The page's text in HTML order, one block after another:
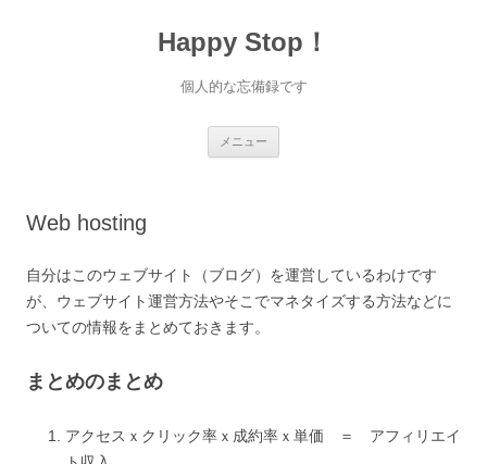
Happy Stop！
個人的な忘備録です
メニュー
プ
Web hosting
自分はこのウェブサイト（ブログ）を運営しているわけです
が、ウェブサイト運営方法やそこでマネタイズする方法などに
ついての情報をまとめておきます。
まとめのまとめ
アクセスｘクリック率ｘ成約率ｘ単価 ＝ アフィリエイ